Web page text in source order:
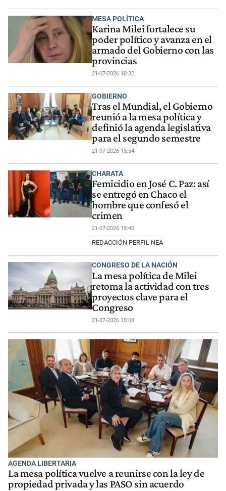
MESA POLÍTICA
Karina Milei fortalece su
poder político y avanza en el
armado del Gobierno con las
provincias
21-07-2026 18:32
GOBIERNO
Tras el Mundial, el Gobierno
reunió a la mesa política y
definió la agenda legislativa
para el segundo semestre
21-07-2026 15:54
CHARATA
Femicidio en José C. Paz: así
se entregó en Chaco el
hombre que confesó el
crimen
21-07-2026 15:40
REDACCIÓN PERFIL NEA
CONGRESO DE LA NACIÓN
La mesa política de Milei
retoma la actividad con tres
proyectos clave para el
Congreso
21-07-2026 15:08
AGENDA LIBERTARIA
La mesa política vuelve a reunirse con la ley de
propiedad privada y las PASO sin acuerdo